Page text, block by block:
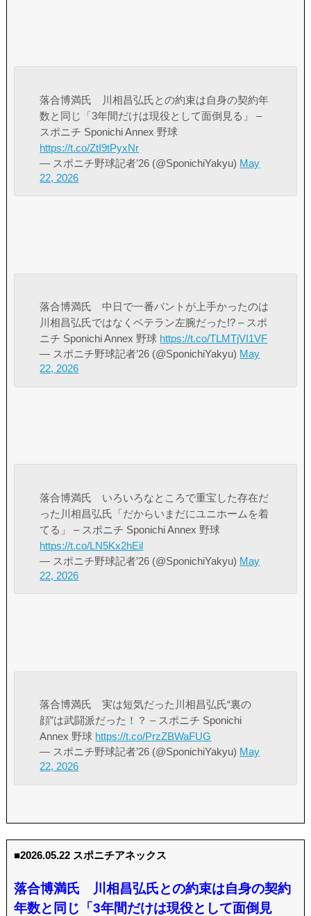
落合博満氏 川相昌弘氏との約束は自身の契約年
数と同じ「3年間だけは現役として面倒見る」 –
スポニチ Sponichi Annex 野球
https://t.co/ZtI9tPyxNr
— スポニチ野球記者’26 (@SponichiYakyu) May
22, 2026
落合博満氏 中日で一番バントが上手かったのは
川相昌弘氏ではなくベテラン左腕だった!? – スポ
ニチ Sponichi Annex 野球 https://t.co/TLMTjVI1VF
— スポニチ野球記者’26 (@SponichiYakyu) May
22, 2026
落合博満氏 いろいろなところで重宝した存在だ
った川相昌弘氏「だからいまだにユニホームを着
てる」 – スポニチ Sponichi Annex 野球
https://t.co/LN5Kx2hEil
— スポニチ野球記者’26 (@SponichiYakyu) May
22, 2026
落合博満氏 実は短気だった川相昌弘氏“裏の
顔”は武闘派だった！？ – スポニチ Sponichi
Annex 野球 https://t.co/PrzZBWaFUG
— スポニチ野球記者’26 (@SponichiYakyu) May
22, 2026
■2026.05.22 スポニチアネックス
落合博満氏 川相昌弘氏との約束は自身の契約
年数と同じ「3年間だけは現役として面倒見